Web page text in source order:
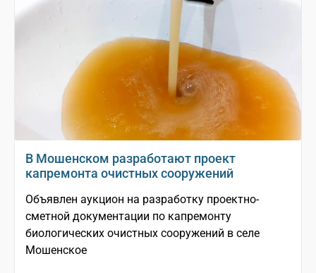
В Мошенском разработают проект
капремонта очистных сооружений
Объявлен аукцион на разработку проектно-
сметной документации по капремонту
биологических очистных сооружений в селе
Мошенское